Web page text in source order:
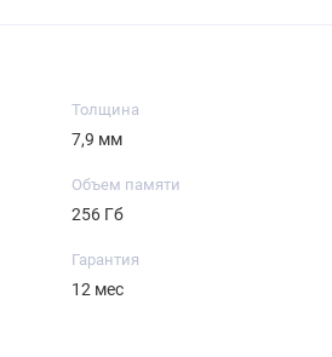
Толщина
7,9 мм
Объем памяти
256 Гб
Гарантия
12 мес